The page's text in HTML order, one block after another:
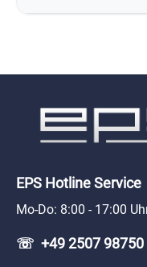
EPS Hotline Service
Mo-Do: 8:00 - 17:00
☏ +49 2507